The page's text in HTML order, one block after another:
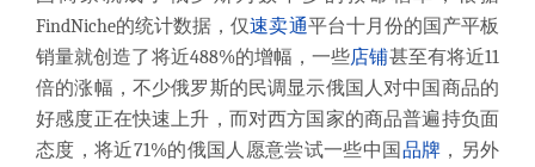
FindNiche的统计数据，仅速卖通平台十月份的国产平板
销量就创造了将近488%的增幅，一些店铺甚至有将近11
倍的涨幅，不少俄罗斯的民调显示俄国人对中国商品的
好感度正在快速上升，而对西方国家的商品普遍持负面
态度，将近71%的俄国人愿意尝试一些中国 品牌 ，另外